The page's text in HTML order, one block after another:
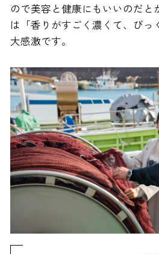
ので美容と健康にもいいのだと
は「香りがすごく濃くて、びっ
大感激です。